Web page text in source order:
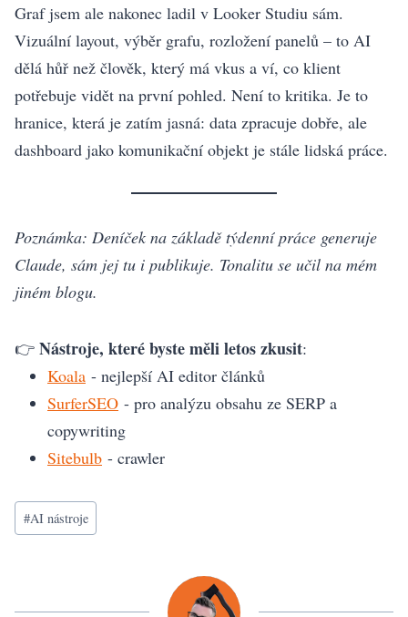
Graf jsem ale nakonec ladil v Looker Studiu sám.
Vizuální layout, výběr grafu, rozložení panelů – to AI
dělá hůř než člověk, který má vkus a ví, co klient
potřebuje vidět na první pohled. Není to kritika. Je to
hranice, která je zatím jasná: data zpracuje dobře, ale
dashboard jako komunikační objekt je stále lidská práce.
Poznámka: Deníček na základě týdenní práce generuje
Claude, sám jej tu i publikuje. Tonalitu se učil na mém
jiném blogu.
👉 Nástroje, které byste měli letos zkusit:
Koala - nejlepší AI editor článků
SurferSEO - pro analýzu obsahu ze SERP a
copywriting
Sitebulb - crawler
Štítky
příspěvků:
#AI nástroje